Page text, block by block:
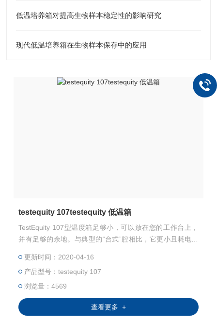
低温培养箱对提高生物样本稳定性的影响研究
现代低温培养箱在生物样本保存中的应用
testequity 107testequity 低温箱
TestEquity 107型温度箱足够小，可以放在您的工作台上，
并有足够的余地。与典型的“台式”腔相比，它更小且耗电量
音使Model 107成为在狭窄工作空间中使用的理想之选。即
可将其插入任何插座-无需电源线。门是可逆的，可以从左侧
或右侧打开。两个3英寸端口可让您通过左侧和右侧将电线
连接到测试样品。
更新时间：2020-04-16
产品型号：testequity 107
浏览量：4569
查看更多 +